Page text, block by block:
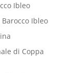
Ibleo
Ibleo
di Coppa